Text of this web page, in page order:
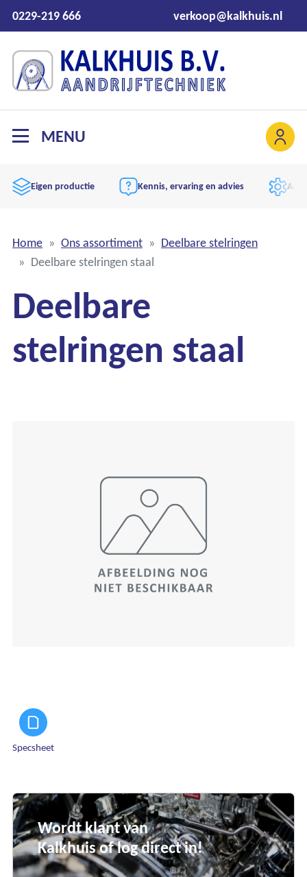
0229-219 666 verkoop@kalkhuis.nl
MENU
Eigen productie Kennis, ervaring en advies
Home Ons assortiment
Deelbare stelringen
Deelbare stelringen staal
Deelbare
stelringen staal
Specsheet
Wordt klant van
Kalkhuis of log direct in!